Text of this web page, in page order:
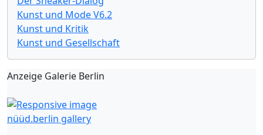
Kunst und Mode V6.2
Kunst und Kritik
Kunst und Gesellschaft
Anzeige Galerie Berlin
nüüd.berlin gallery